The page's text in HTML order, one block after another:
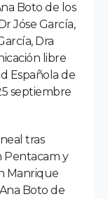
Boto de los
Jóse García,
Dra
libre
Española de
septiembre
tras
Pentacam y
Manrique
Boto de